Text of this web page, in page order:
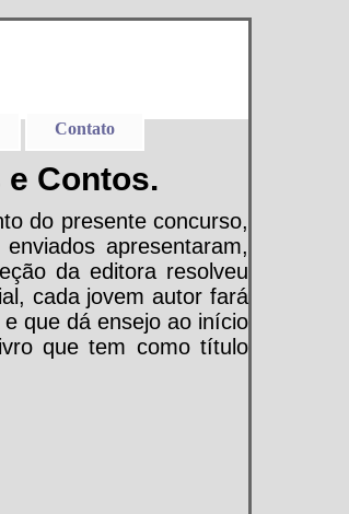
Contato
e Contos.
do presente concurso,
apresentaram,
da editora resolveu
cada jovem autor fará
que dá ensejo ao início
que tem como título